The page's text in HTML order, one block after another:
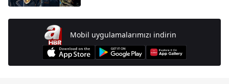
Mobil uygulamalarımızı indirin